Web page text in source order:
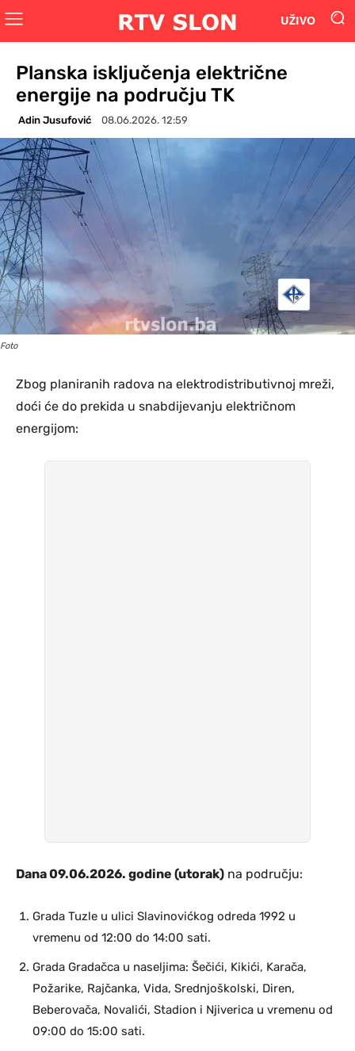
UŽIVO
Planska isključenja električne
energije na području TK
Adin Jusufović 08.06.2026. 12:59
Foto
Zbog planiranih radova na elektrodistributivnoj mreži,
doći će do prekida u snabdijevanju električnom
energijom:
Dana 09.06.2026. godine (utorak) na području:
Grada Tuzle u ulici Slavinovićkog odreda 1992 u
vremenu od 12:00 do 14:00 sati.
Grada Gradačca u naseljima: Šečići, Kikići, Karača,
Požarike, Rajčanka, Vida, Srednjoškolski, Diren,
Beberovača, Novalići, Stadion i Njiverica u vremenu od
09:00 do 15:00 sati.